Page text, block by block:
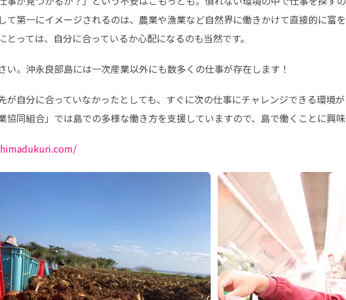
て第一にイメージされるのは、農業や漁業など自然界に働きかけて直接的に富
とっては、自分に合っているか心配になるのも当然です。
い。沖永良部島には一次産業以外にも数多くの仕事が存在します！
が自分に合っていなかったとしても、すぐに次の仕事にチャレンジできる環境
協同組合」では島での多様な働き方を支援していますので、島で働くことに興